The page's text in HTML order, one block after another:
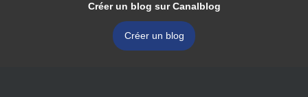
Créer un blog sur Canalblog
Créer un blog